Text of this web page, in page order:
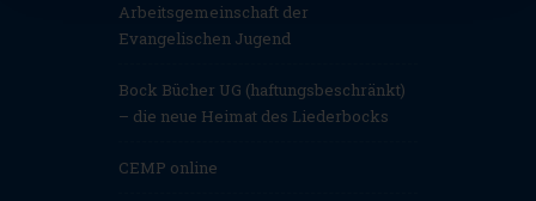
Arbeitsgemeinschaft der
Evangelischen Jugend
Bock Bücher UG (haftungsbeschränkt)
– die neue Heimat des Liederbocks
CEMP online